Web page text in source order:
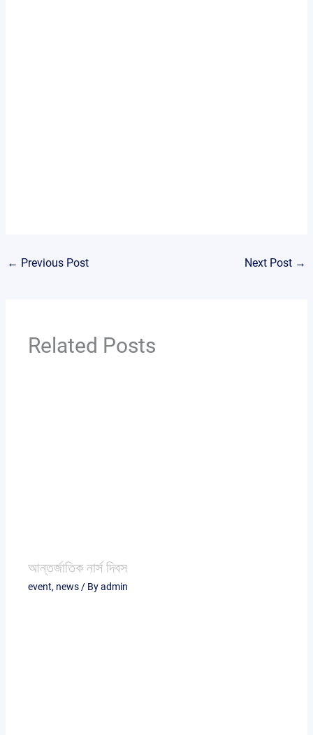
← Previous Post Next Post →
Related Posts
আন্তর্জাতিক নার্স দিবস
event, news / Byadmin